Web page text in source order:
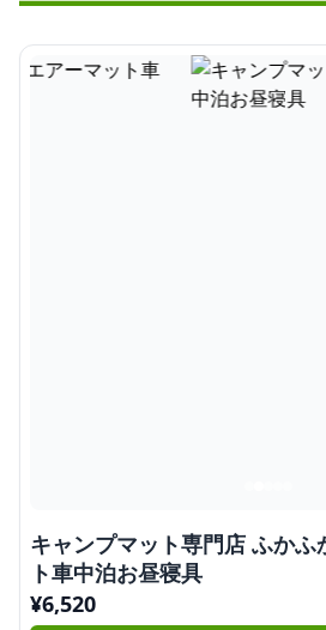
キャンプマット専門店 ふかふ
ト車中泊お昼寝具
¥6,520